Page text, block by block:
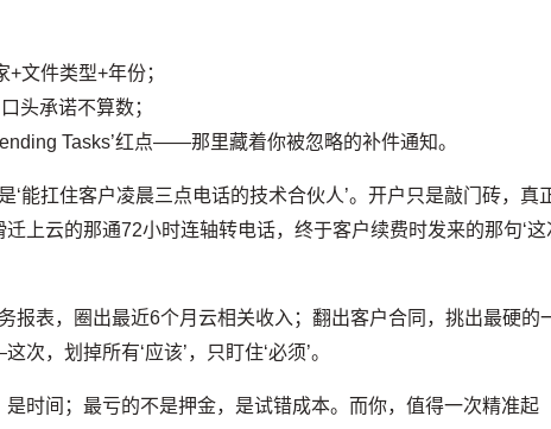
文件类型+年份；
头承诺不算数；
Tasks’红点——那里藏着你被忽略的补件通知。
‘能扛住客户凌晨三点电话的技术合伙人’。开户只是敲门砖，真
上云的那通72小时连轴转电话，终于客户续费时发来的那句‘这
报表，圈出最近6个月云相关收入；翻出客户合同，挑出最硬的
，划掉所有‘应该’，只盯住‘必须’。
时间；最亏的不是押金，是试错成本。而你，值得一次精准起